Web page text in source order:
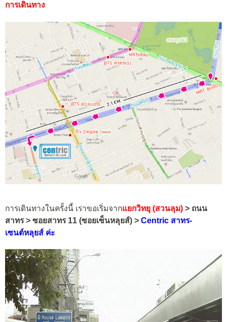
การเดินทาง
การเดินทางในครั้งนี้ เราขอเริ่มจากแยกวิทยุ (สวนลุม) > ถนน
สาทร > ซอยสาทร 11 (ซอยเซ็นหลุยส์) > Centric สาทร-
เซนต์หลุยส์ ค่ะ